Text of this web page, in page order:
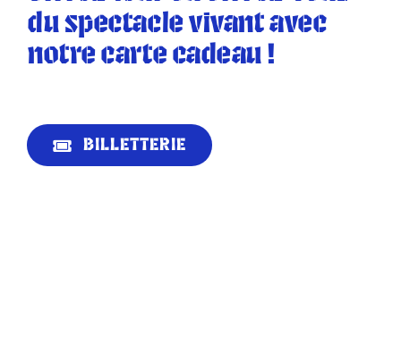
du spectacle vivant avec
notre carte cadeau !
BILLETTERIE